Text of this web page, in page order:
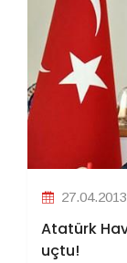
Atatürk
uçtu!